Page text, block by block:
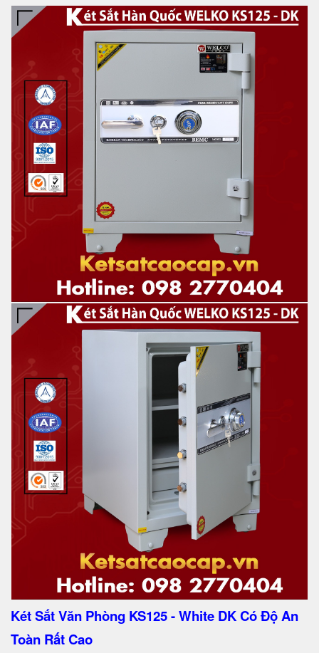
Két Sắt Văn Phòng KS125 - White DK Có Độ An
Toàn Rất Cao